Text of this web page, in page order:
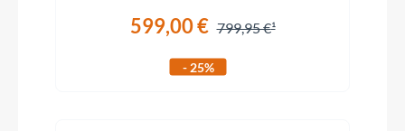
599,00 € 799,95 €
- 25%